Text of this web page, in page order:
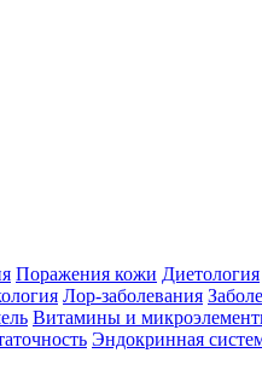
Поражения кожи Диетология
Лор-заболевания
Витамины и
Эндокринная